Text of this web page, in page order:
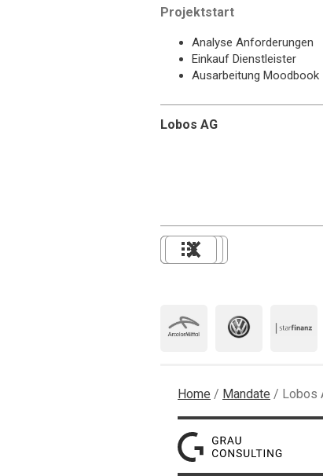
Projektstart
Analyse Anforderungen
Einkauf Dienstleister
Ausarbeitung Moodbook
Lobos AG
Home / Mandate / Lobos